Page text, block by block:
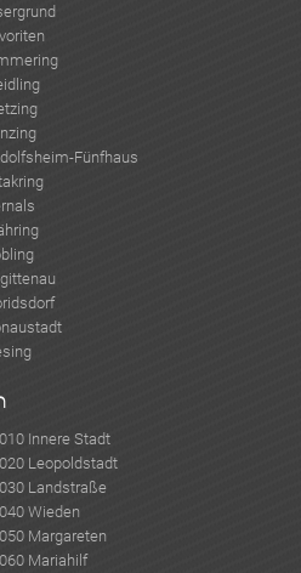
Fünfhaus
Innere Stadt
Leopoldstadt
Landstraße
Wieden
Margareten
Mariahilf